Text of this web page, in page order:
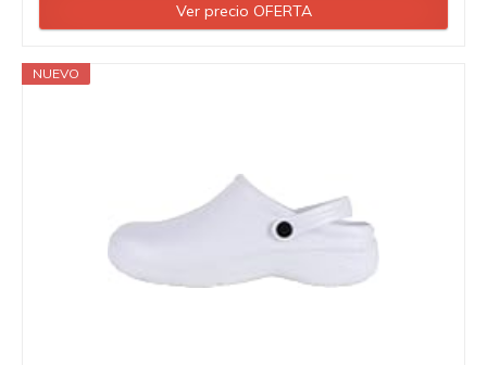
Ver precio OFERTA
NUEVO